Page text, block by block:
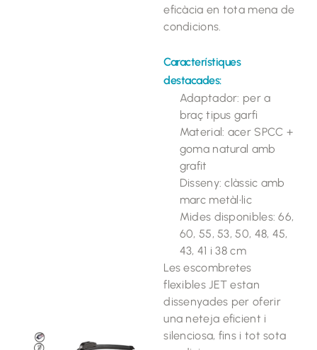
eficàcia en tota mena de
condicions.
Característiques
destacades:
Adaptador: per a
braç tipus garfi
Material: acer SPCC +
goma natural amb
grafit
Disseny: clàssic amb
marc metàl•lic
Mides disponibles: 66,
60, 55, 53, 50, 48, 45,
43, 41 i 38 cm
Les escombretes
flexibles JET estan
dissenyades per oferir
una neteja eficient i
silenciosa, fins i tot sota